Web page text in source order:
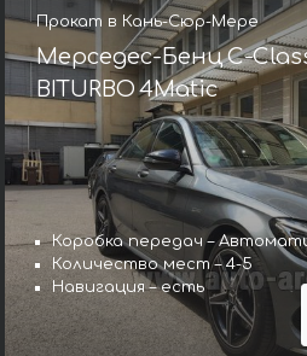
Прокат в Кань-Сюр-Мере
Мерседес-Бенц C-
BITURBO 4Matic
Коробка передач –
Количество мест – 4-5
Навигация – есть